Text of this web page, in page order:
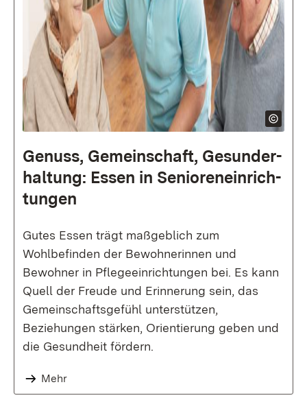
Genuss, Gemein­schaft, Gesund­er­
haltung: Essen in Senio­ren­ein­rich­
tung­en
Gutes Essen trägt maßgeblich zum
Wohlbefinden der Bewohnerinnen und
Bewohner in Pflegeeinrichtungen bei. Es kann
Quell der Freude und Erinnerung sein, das
Gemeinschafts­gefühl unterstützen,
Beziehungen stärken, Orientierung geben und
die Gesundheit fördern.
Mehr